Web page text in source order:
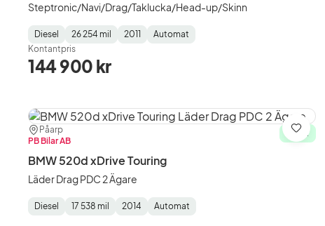
Steptronic/Navi/Drag/Taklucka/Head-up/Skinn
Fuel
Type:
Diesel
Mätarställning:
26 254 mil
Model
Year:
2011
Gearbox
Type:
Automat
Kontantpris
144 900 kr
Plats:
Påarp
Återförsäljare:
PB Bilar AB
I lager
BMW 520d xDrive Touring
Läder Drag PDC 2 Ägare
Fuel
Diesel
Mätarställning:
17 538 mil
Model
2014
Gearbox
Automat
Spara